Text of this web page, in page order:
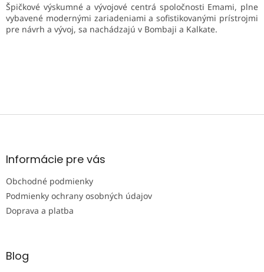
Špičkové výskumné a vývojové centrá spoločnosti Emami, plne
vybavené modernými zariadeniami a sofistikovanými prístrojmi
pre návrh a vývoj, sa nachádzajú v Bombaji a Kalkate.
Z
ä
e
Informácie pre vás
Obchodné podmienky
Podmienky ochrany osobných údajov
Doprava a platba
Blog